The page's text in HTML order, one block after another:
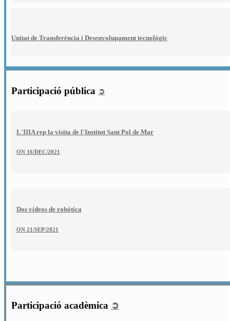
Unitat de Transferència i Desenvolupament tecnològic
Participació pública ➲
L'IIIA rep la visita de l'Institut Sant Pol de Mar
ON 16/DEC/2021
Dos vídeos de robótica
ON 21/SEP/2021
Participació acadèmica ➲